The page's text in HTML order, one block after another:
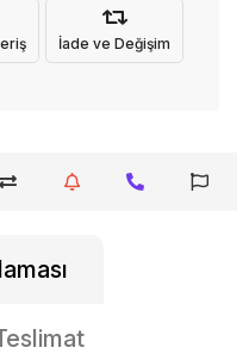
İade ve Değişim